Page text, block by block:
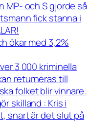
MP- och S gjorde så
fick stanna i
ökar med 3,2%
3 000 kriminella
returneras till
folket blir vinnare.
skilland : Kris i
snart är det slut på